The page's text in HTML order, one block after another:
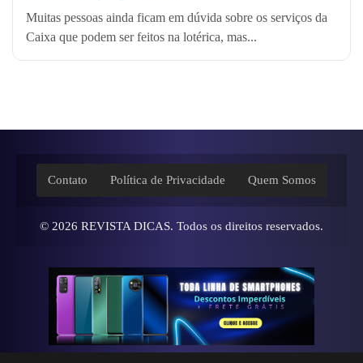
Muitas pessoas ainda ficam em dúvida sobre os serviços da
Caixa que podem ser feitos na lotérica, mas...
Contato Política de Privacidade Quem Somos
© 2026 REVISTA DICAS. Todos os direitos reservados.